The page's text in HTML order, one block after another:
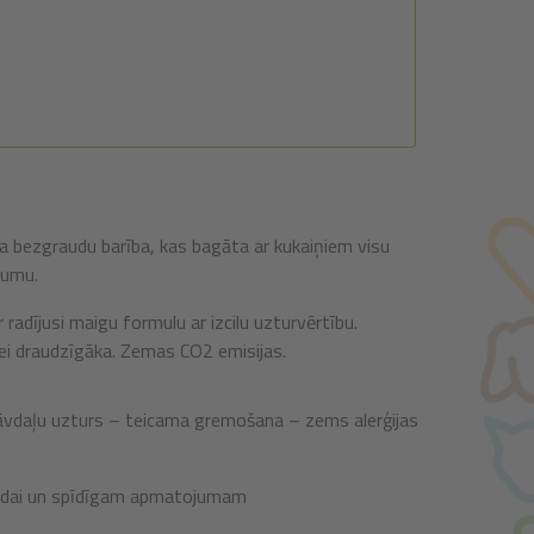
barība, kas bagāta ar kukaiņiem visu
maigu formulu ar izcilu uzturvērtību.
Zemas CO2 emisijas.
uzturs – teicama gremošana – zems alerģijas
un spīdīgam apmatojumam